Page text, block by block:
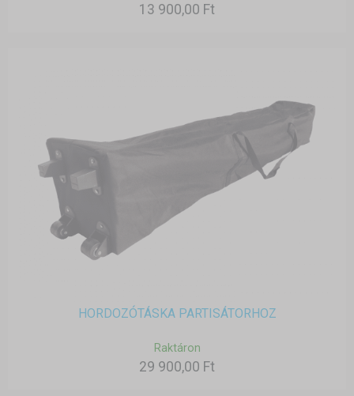
13 900,00 Ft
HORDOZÓTÁSKA PARTISÁTORHOZ
Raktáron
29 900,00 Ft